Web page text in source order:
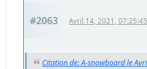
#2063 Avril 14, 2021, 07:25:45
Citation de: A-snowboard le